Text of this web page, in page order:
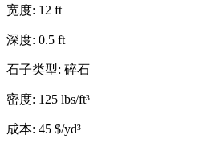
宽度: 12 ft
深度: 0.5 ft
石子类型: 碎石
密度: 125 lbs/ft³
成本: 45 $/yd³